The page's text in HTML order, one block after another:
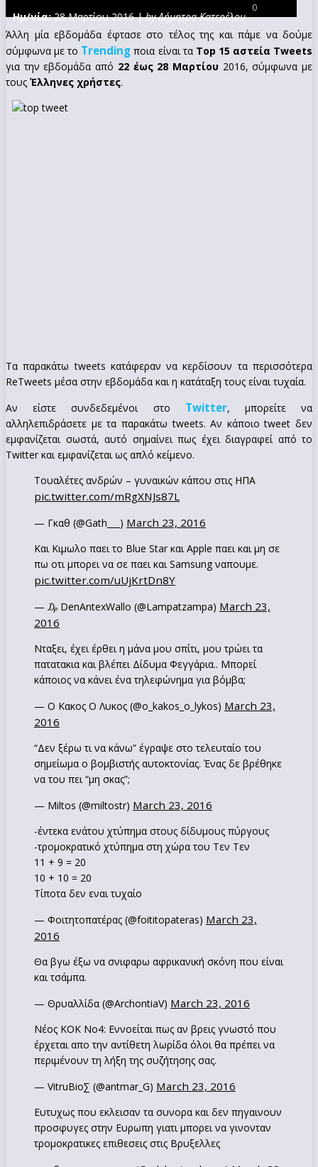
Ημ/νία:28 Μαρτίου 2016 |by Δήμητρα Κατερέλου
0
Άλλη μία εβδομάδα έφτασε στο τέλος της και πάμε να δούμε
σύμφωνα με το Trending ποια είναι τα Top 15 αστεία Tweets
για την εβδομάδα από 22 έως 28 Μαρτίου 2016, σύμφωνα με
τους Έλληνες χρήστες.
Τα παρακάτω tweets κατάφεραν να κερδίσουν τα περισσότερα
ReTweets μέσα στην εβδομάδα και η κατάταξη τους είναι τυχαία.
Αν είστε συνδεδεμένοι στο Twitter, μπορείτε να
αλληλεπιδράσετε με τα παρακάτω tweets. Αν κάποιο tweet δεν
εμφανίζεται σωστά, αυτό σημαίνει πως έχει διαγραφεί από το
Twitter και εμφανίζεται ως απλό κείμενο.
Τουαλέτες ανδρών – γυναικών κάπου στις ΗΠΑ
pic.twitter.com/mRgXNJs87L
— Γκαθ (@Gath___) March 23, 2016
Και Κιμωλο παει το Blue Star και Apple παει και μη σε
πω οτι μπορει να σε παει και Samsung ναπουμε.
pic.twitter.com/uUjKrtDn8Y
— ₯ DenAntexWallo (@Lampatzampa) March 23,
2016
Νταξει, έχει έρθει η μάνα μου σπίτι, μου τρώει τα
πατατακια και βλέπει Δίδυμα Φεγγάρια.. Μπορεί
κάποιος να κάνει ένα τηλεφώνημα για βόμβα;
— Ο Κακος Ο Λυκος (@o_kakos_o_lykos) March 23,
2016
“Δεν ξέρω τι να κάνω” έγραψε στο τελευταίο του
σημείωμα ο βομβιστής αυτοκτονίας. Ένας δε βρέθηκε
να του πει “μη σκας”;
— Miltos (@miltostr) March 23, 2016
-έντεκα ενάτου χτύπημα στους δίδυμους πύργους
-τρομοκρατικό χτύπημα στη χώρα του Τεν Τεν
11 + 9 = 20
10 + 10 = 20
Τίποτα δεν εναι τυχαίο
— Φοιτητοπατέρας (@foititopateras) March 23,
2016
Θα βγω έξω να σνιφαρω αφρικανική σκόνη που είναι
και τσάμπα.
— Θρυαλλίδα (@ArchontiaV) March 23, 2016
Νέος ΚΟΚ Νο4: Εννοείται πως αν βρεις γνωστό που
έρχεται απο την αντίθετη λωρίδα όλοι θα πρέπει να
περιμένουν τη λήξη της συζήτησης σας.
— VitruBio∑ (@antmar_G) March 23, 2016
Ευτυχως που εκλεισαν τα συνορα και δεν πηγαινουν
προσφυγες στην Ευρωπη γιατι μπορει να γινονταν
τρομοκρατικες επιθεσεις στις Βρυξελλες